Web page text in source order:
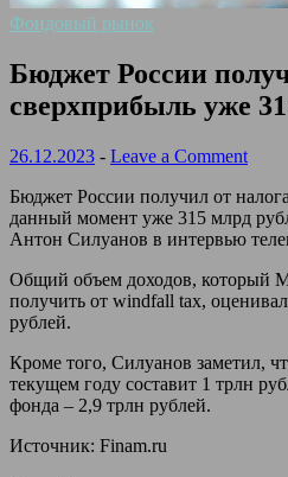
Фондовый рынок
Бюджет России
сверхприбыль уже
26.12.2023 - Leave a Comment
Бюджет России получил от
данный момент уже 315 млрд
Антон Силуанов в интервью
Общий объем доходов, который
получить от windfall tax,
рублей.
Кроме того, Силуанов заметил,
текущем году составит 1 трлн
фонда – 2,9 трлн рублей.
Источник: Finam.ru